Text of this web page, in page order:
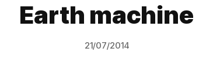
Earth machine
21/07/2014